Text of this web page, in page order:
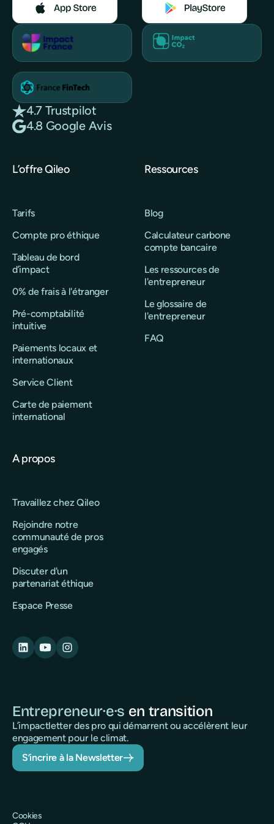
4.7 Trustpilot
4.8 Google Avis
L’offre Qileo
Tarifs
Compte pro éthique
Tableau de bord
d’impact
0% de frais à l'étranger
Pré-comptabilité
intuitive
Paiements locaux et
internationaux
Service Client
Carte de paiement
international
Ressources
Blog
Calculateur carbone
compte bancaire
Les ressources de
l'entrepreneur
Le glossaire de
l'entrepreneur
FAQ
A propos
Travaillez chez Qileo
Rejoindre notre
communauté de pros
engagés
Discuter d'un
partenariat éthique
Espace Presse
Entrepreneur·e·s en transition
L’impactletter des pro qui démarrent ou accélèrent leur
engagement pour le climat.
S’incrire à la Newsletter
Cookies